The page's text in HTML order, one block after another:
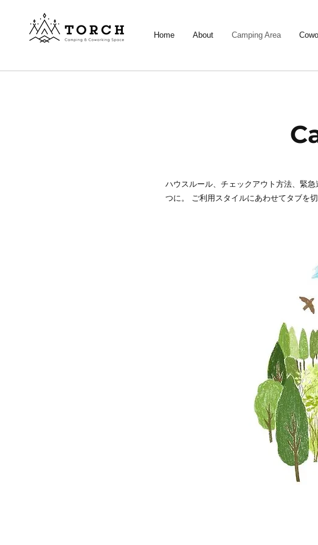
Home About Camping Area
ハウスルール、チェックアウト方法、緊
つに。 ご利用スタイルにあわせてタブを